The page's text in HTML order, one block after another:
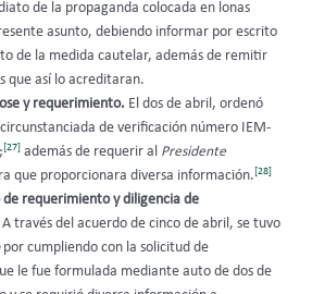
de la propaganda colocada en lonas
asunto, debiendo informar por escrito
de la medida cautelar, además de remitir
que así lo acreditaran.
y requerimiento. El dos de abril, ordenó
de verificación número IEM-
[27]además de requerir al
Presidente
que proporcionara diversa información.[28]
requerimiento y diligencia de
A través del acuerdo de cinco de abril, se tuvo
por cumpliendo con la solicitud de
le fue formulada mediante auto de dos de